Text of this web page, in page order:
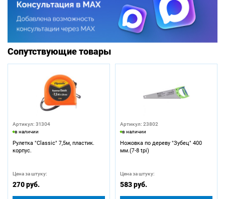
Сопутствующие товары
Артикул: 31304
в наличии
Рулетка "Classic" 7,5м, пластик.
корпус.
Цена за штуку:
270 руб.
Артикул: 23802
в наличии
Ножовка по дереву "Зубец" 400
мм.(7-8 tpi)
Цена за штуку:
583 руб.